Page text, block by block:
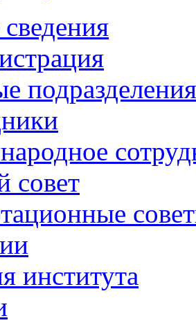
подразделения
совет
института